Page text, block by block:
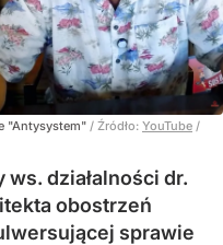
"Antysystem" / Źródło: YouTube /
działalności dr.
obostrzeń
sprawie